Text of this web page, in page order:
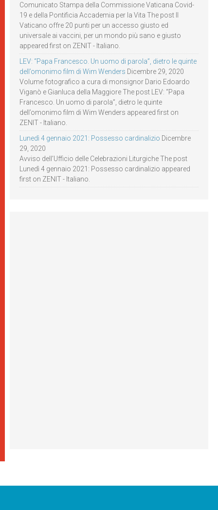
Comunicato Stampa della Commissione Vaticana Covid-
19 e della Pontificia Accademia per la Vita The post Il
Vaticano offre 20 punti per un accesso giusto ed
universale ai vaccini, per un mondo più sano e giusto
appeared first on ZENIT - Italiano.
LEV: “Papa Francesco. Un uomo di parola”, dietro le quinte
dell’omonimo film di Wim Wenders Dicembre 29, 2020
Volume fotografico a cura di monsignor Dario Edoardo
Viganò e Gianluca della Maggiore The post LEV: “Papa
Francesco. Un uomo di parola”, dietro le quinte
dell’omonimo film di Wim Wenders appeared first on
ZENIT - Italiano.
Lunedì 4 gennaio 2021: Possesso cardinalizio Dicembre
29, 2020
Avviso dell’Ufficio delle Celebrazioni Liturgiche The post
Lunedì 4 gennaio 2021: Possesso cardinalizio appeared
first on ZENIT - Italiano.